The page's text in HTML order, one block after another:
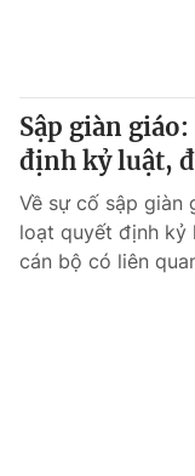
Sập giàn
định kỷ luật,
Về sự cố sập giàn
loạt quyết định kỷ
cán bộ có liên